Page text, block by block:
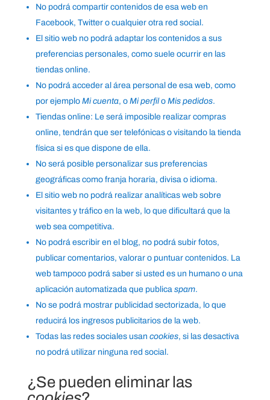
No podrá compartir contenidos de esa web en
Facebook, Twitter o cualquier otra red social.
El sitio web no podrá adaptar los contenidos a sus
preferencias personales, como suele ocurrir en las
tiendas online.
No podrá acceder al área personal de esa web, como
por ejemplo Mi cuenta, o Mi perfilo Mis pedidos.
Tiendas online: Le será imposible realizar compras
online, tendrán que ser telefónicas o visitando la tienda
física si es que dispone de ella.
No será posible personalizar sus preferencias
geográficas como franja horaria, divisa o idioma.
El sitio web no podrá realizar analíticas web sobre
visitantes y tráfico en la web, lo que dificultará que la
web sea competitiva.
No podrá escribir en el blog, no podrá subir fotos,
publicar comentarios, valorar o puntuar contenidos. La
web tampoco podrá saber si usted es un humano o una
aplicación automatizada que publica spam.
No se podrá mostrar publicidad sectorizada, lo que
reducirá los ingresos publicitarios de la web.
Todas las redes sociales usan cookies, si las desactiva
no podrá utilizar ninguna red social.
¿Se pueden eliminar las